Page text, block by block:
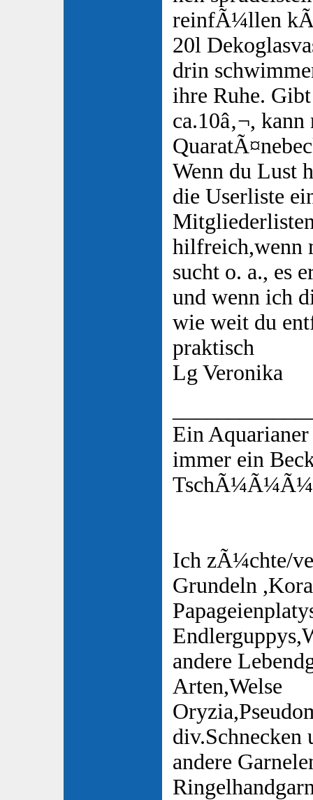
reinfÃ¼llen
20l
drin
ihre Ruhe.
ca.10â‚¬,
Wenn du Lust
die Userliste
hilfreich,wenn
sucht o. a., es
und wenn ich
wie weit du
praktisch
Lg Veronika
Ein
immer ein
Ich zÃ¼chte/
Grundeln
andere
Arten,Welse
div.Schnecken
andere